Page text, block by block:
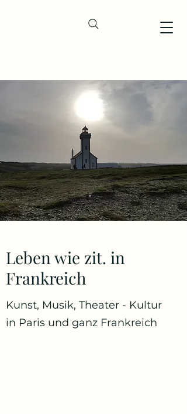
Leben wie zit. in
Frankreich
Kunst, Musik, Theater - Kultur
in Paris und ganz Frankreich